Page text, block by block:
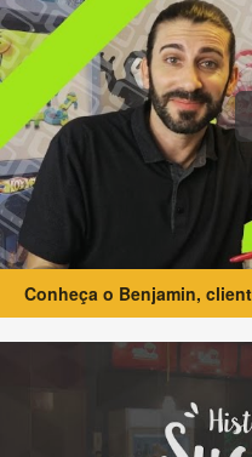
Conheça o Benjamin,